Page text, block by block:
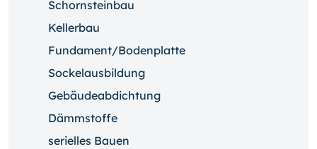
Schornsteinbau
Kellerbau
Fundament/Bodenplatte
Sockelausbildung
Gebäudeabdichtung
Dämmstoffe
serielles Bauen